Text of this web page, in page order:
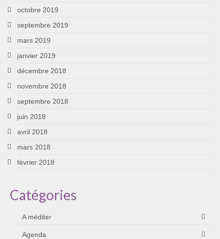
octobre 2019
septembre 2019
mars 2019
janvier 2019
décembre 2018
novembre 2018
septembre 2018
juin 2018
avril 2018
mars 2018
février 2018
Catégories
A méditer
Agenda